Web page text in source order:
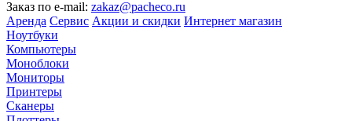
Заказ по e-mail: zakaz@pacheco.ru
Аренда Сервис Акции и скидки Интернет магазин
Ноутбуки
Компьютеры
Моноблоки
Мониторы
Принтеры
Сканеры